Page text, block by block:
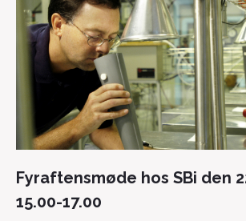
Fyraftensmøde hos SBi den
15.00-17.00